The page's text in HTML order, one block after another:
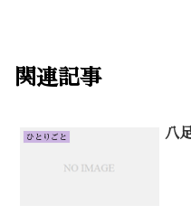
関連記事
ひとりごと 八